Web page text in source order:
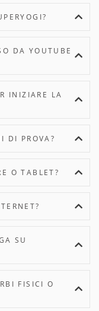
DA YOUTUBE
INIZIARE LA
DI PROVA?
O TABLET?
SU
FISICI O